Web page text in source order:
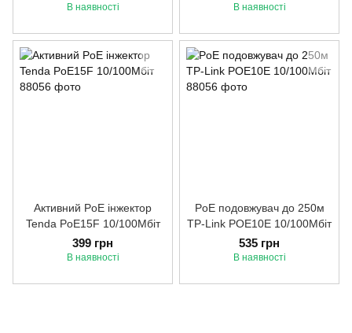
В наявності В наявності
Активний PoE інжектор
Tenda PoE15F 10/100Мбіт
399 грн
В наявності
PoE подовжувач до 250м
TP-Link POE10E 10/100Мбіт
535 грн
В наявності